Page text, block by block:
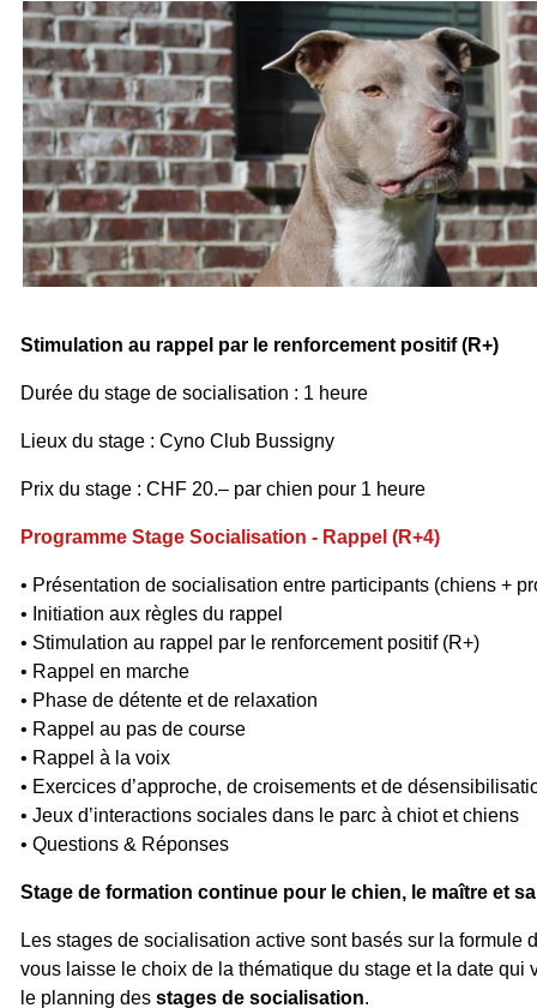
Stimulation au rappel par le renforcement positif (R+)
Durée du stage de socialisation : 1 heure
Lieux du stage : Cyno Club Bussigny
Prix du stage : CHF 20.– par chien pour 1 heure
Programme Stage Socialisation - Rappel (R+4)
• Présentation de socialisation entre participants (chiens +
• Initiation aux règles du rappel
• Stimulation au rappel par le renforcement positif (R+)
• Rappel en marche
• Phase de détente et de relaxation
• Rappel au pas de course
• Rappel à la voix
• Exercices d’approche, de croisements et de
• Jeux d’interactions sociales dans le parc à chiot et chiens
• Questions & Réponses
Stage de formation continue pour le chien, le maître et
Les stages de socialisation active sont basés sur la formule
vous laisse le choix de la thématique du stage et la date qui
le planning des stages de socialisation.